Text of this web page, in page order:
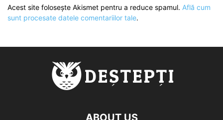
Acest site folosește Akismet pentru a reduce spamul. Află cum
sunt procesate datele comentariilor tale.